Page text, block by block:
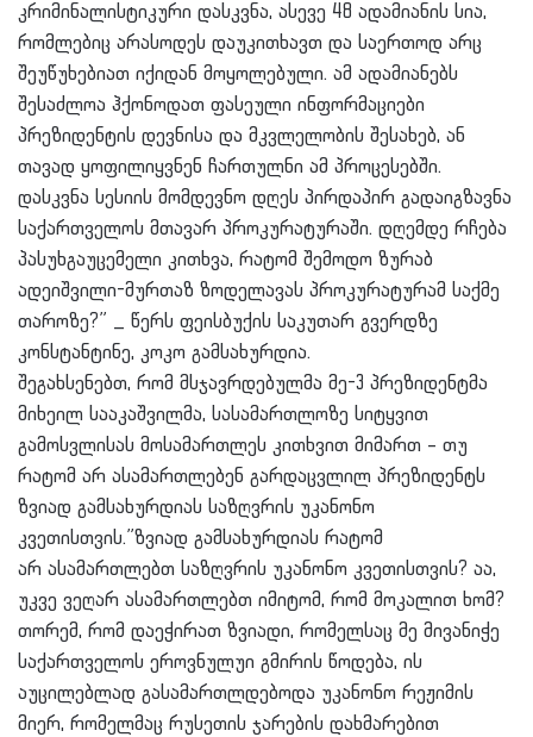
კრიმინალისტიკური დასკვნა, ასევე 48 ადამიანის სია,
რომლებიც არასოდეს დაუკითხავთ და საერთოდ არც
შეუწუხებიათ იქიდან მოყოლებული. ამ ადამიანებს
შესაძლოა ჰქონოდათ ფასეული ინფორმაციები
პრეზიდენტის დევნისა და მკვლელობის შესახებ, ან
თავად ყოფილიყვნენ ჩართულნი ამ პროცესებში.
დასკვნა სესიის მომდევნო დღეს პირდაპირ გადაიგზავნა
საქართველოს მთავარ პროკურატურაში. დღემდე რჩება
პასუხგაუცემელი კითხვა, რატომ შემოდო ზურაბ
ადეიშვილი-მურთაზ ზოდელავას პროკურატურამ საქმე
თაროზე?” _ წერს ფეისბუქის საკუთარ გვერდზე
კონსტანტინე, კოკო გამსახურდია.
შეგახსენებთ, რომ მსჯავრდებულმა მე-3 პრეზიდენტმა
მიხეილ სააკაშვილმა, სასამართლოზე სიტყვით
გამოსვლისას მოსამართლეს კითხვით მიმართ – თუ
რატომ არ ასამართლებენ გარდაცვლილ პრეზიდენტს
ზვიად გამსახურდიას საზღვრის უკანონო
კვეთისთვის.”ზვიად გამსახურდიას რატომ
არ ასამართლებთ საზღვრის უკანონო კვეთისთვის? აა,
უკვე ვეღარ ასამართლებთ იმიტომ, რომ მოკალით ხომ?
თორემ, რომ დაეჭირათ ზვიადი, რომელსაც მე მივანიჭე
საქართველოს ეროვნულუი გმირის წოდება, ის
აუცილებლად გასამართლდებოდა უკანონო რეჟიმის
მიერ, რომელმაც რუსეთის ჯარების დახმარებით